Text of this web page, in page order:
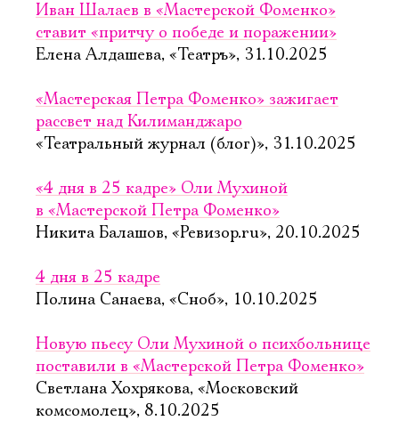
Иван Шалаев в «Мастерской Фоменко»
ставит «притчу о победе и поражении»
Елена Алдашева, «Театръ», 31.10.2025
«Мастерская Петра Фоменко» зажигает
рассвет над Килиманджаро
«Театральный журнал (блог)», 31.10.2025
«4 дня в 25 кадре» Оли Мухиной
в «Мастерской Петра Фоменко»
Никита Балашов, «Ревизор.ru», 20.10.2025
4 дня в 25 кадре
Полина Санаева, «Сноб», 10.10.2025
Новую пьесу Оли Мухиной о психбольнице
поставили в «Мастерской Петра Фоменко»
Светлана Хохрякова, «Московский
комсомолец», 8.10.2025